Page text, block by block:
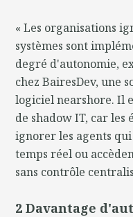
« Les organisations
systèmes sont
degré d'autonomie,
chez BairesDev, une
logiciel nearshore. Il
de shadow IT, car les
ignorer les agents
temps réel ou
sans contrôle
2 Davantage